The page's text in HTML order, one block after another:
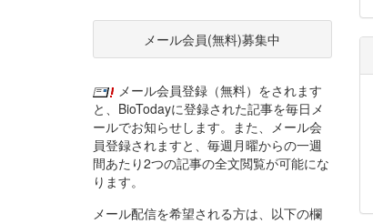
メール会員(無料)募集中
メール会員登録（無料）をされます
と、BioTodayに登録された記事を毎日メ
ールでお知らせします。また、メール会
員登録されますと、毎週月曜からの一週
間あたり2つの記事の全文閲覧が可能にな
ります。
メール配信を希望される方は、以下の欄